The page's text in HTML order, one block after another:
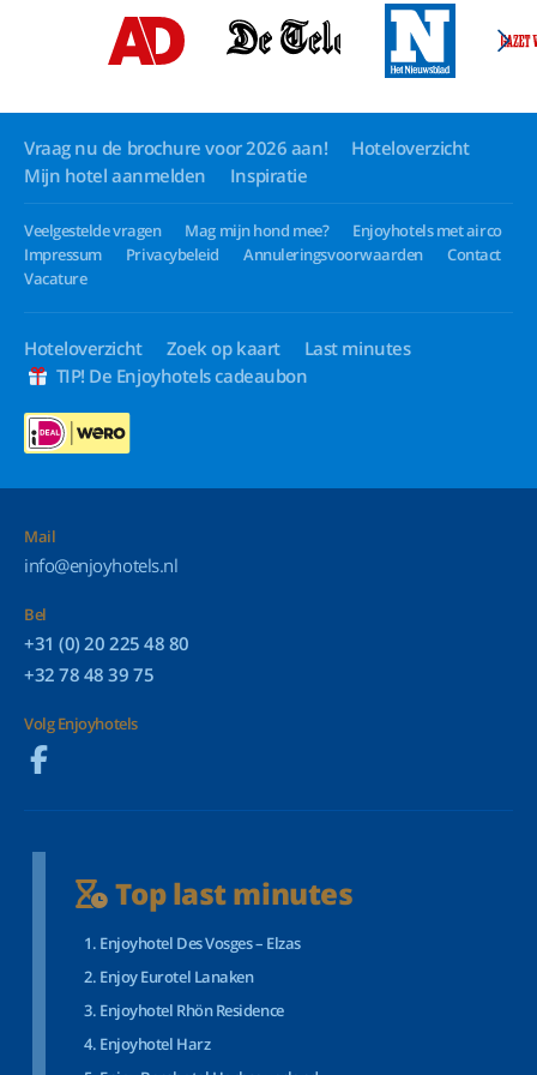
Vraag nu de brochure voor 2026 aan!
Hoteloverzicht
Mijn hotel aanmelden
Inspiratie
Veelgestelde vragen Mag mijn hond mee?
Enjoyhotels met airco
Impressum
Privacybeleid Annuleringsvoorwaarden
Contact
Vacature
Hoteloverzicht Zoek op kaart
Last minutes
TIP! De Enjoyhotels cadeaubon
Mail
info@enjoyhotels.nl
Bel
+31 (0) 20 225 48 80
+32 78 48 39 75
Volg Enjoyhotels
Top last minutes
Enjoyhotel Des Vosges – Elzas
Enjoy Eurotel Lanaken
Enjoyhotel Rhön Residence
Enjoyhotel Harz